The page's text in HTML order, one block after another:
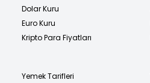
Dolar Kuru
Euro Kuru
Kripto Para Fiyatları
Yemek Tarifleri